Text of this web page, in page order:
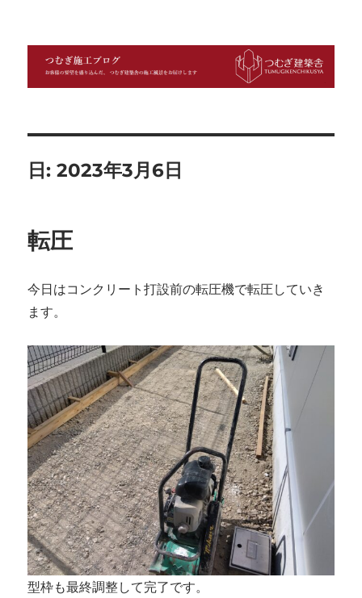
つむぎ施工ブログ
日:2023年3月6日
転圧
今日はコンクリート打設前の転圧機で転圧していき
ます。
型枠も最終調整して完了です。